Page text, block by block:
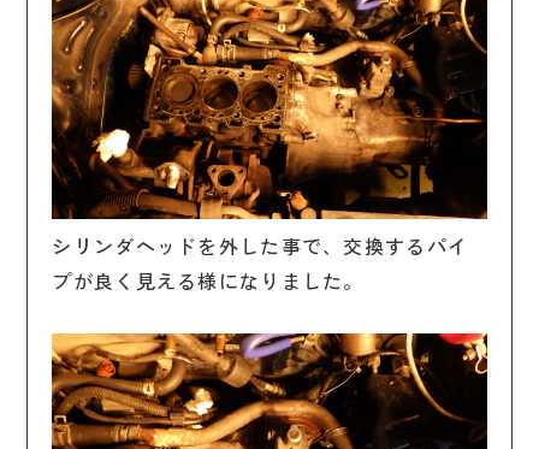
シリンダヘッドを外した事で、交換するパイ
プが良く見える様になりました。